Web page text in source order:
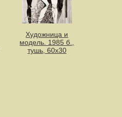
Художница и
модель. 1985 б.,
тушь, 60х30